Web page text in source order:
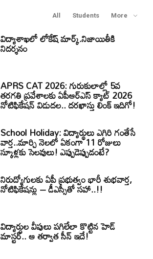
All Students More
విద్యాశాఖలో లోకేష్ మార్క్.నిజాయితీకి
నిదర్శనం
APRS CAT 2026: గురుకులాల్లో 5వ
తరగతి ప్రవేశాలకు ఏపీఆర్‌ఎస్‌ క్యాట్‌ 2026
నోటిఫికేషన్‌ విడుదల.. దరఖాస్తు లింక్‌ ఇదిగో!
School Holiday: విద్యార్థులు ఎగిరి గంతేసే
వార్త..మార్చి నెలలో ఏకంగా 11 రోజులు
స్కూళ్లకు సెలవులు! ఎప్పుడెప్పుడంటే?
నిరుద్యోగులకు ఏపీ ప్రభుత్వం భారీ శుభవార్త,
నోటిఫికేషన్లు – డీఎస్సీతో సహా..!!
విద్యార్ధుల వీపులు పగిలేలా కొట్టిన హెడ్
మాస్టర్.. ఆ తర్వాత సీన్‌ ఇదే!